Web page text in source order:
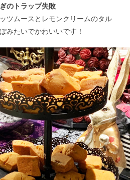
のトラップ失敗
ツムースとレモンクリームのタル
みたいでかわいいです！